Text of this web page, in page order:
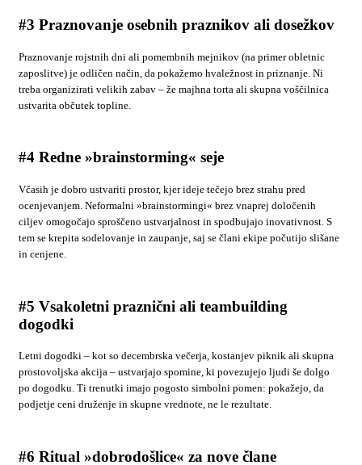
#3 Praznovanje osebnih praznikov ali dosežkov
Praznovanje rojstnih dni ali pomembnih mejnikov (na primer obletnic
zaposlitve) je odličen način, da pokažemo hvaležnost in priznanje. Ni
treba organizirati velikih zabav – že majhna torta ali skupna voščilnica
ustvarita občutek topline.
#4 Redne »brainstorming« seje
Včasih je dobro ustvariti prostor, kjer ideje tečejo brez strahu pred
ocenjevanjem. Neformalni »brainstormingi« brez vnaprej določenih
ciljev omogočajo sproščeno ustvarjalnost in spodbujajo inovativnost. S
tem se krepita sodelovanje in zaupanje, saj se člani ekipe počutijo slišane
in cenjene.
#5 Vsakoletni praznični ali teambuilding
dogodki
Letni dogodki – kot so decembrska večerja, kostanjev piknik ali skupna
prostovoljska akcija – ustvarjajo spomine, ki povezujejo ljudi še dolgo
po dogodku. Ti trenutki imajo pogosto simbolni pomen: pokažejo, da
podjetje ceni druženje in skupne vrednote, ne le rezultate.
#6 Ritual »dobrodošlice« za nove člane